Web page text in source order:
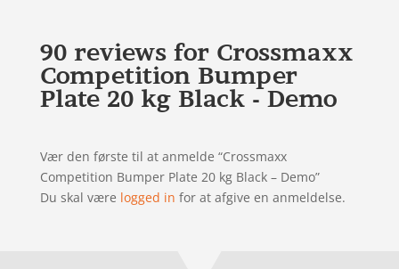
90 reviews for Crossmaxx
Competition Bumper
Plate 20 kg Black - Demo
Vær den første til at anmelde “Crossmaxx
Competition Bumper Plate 20 kg Black – Demo”
Du skal være logged in for at afgive en anmeldelse.